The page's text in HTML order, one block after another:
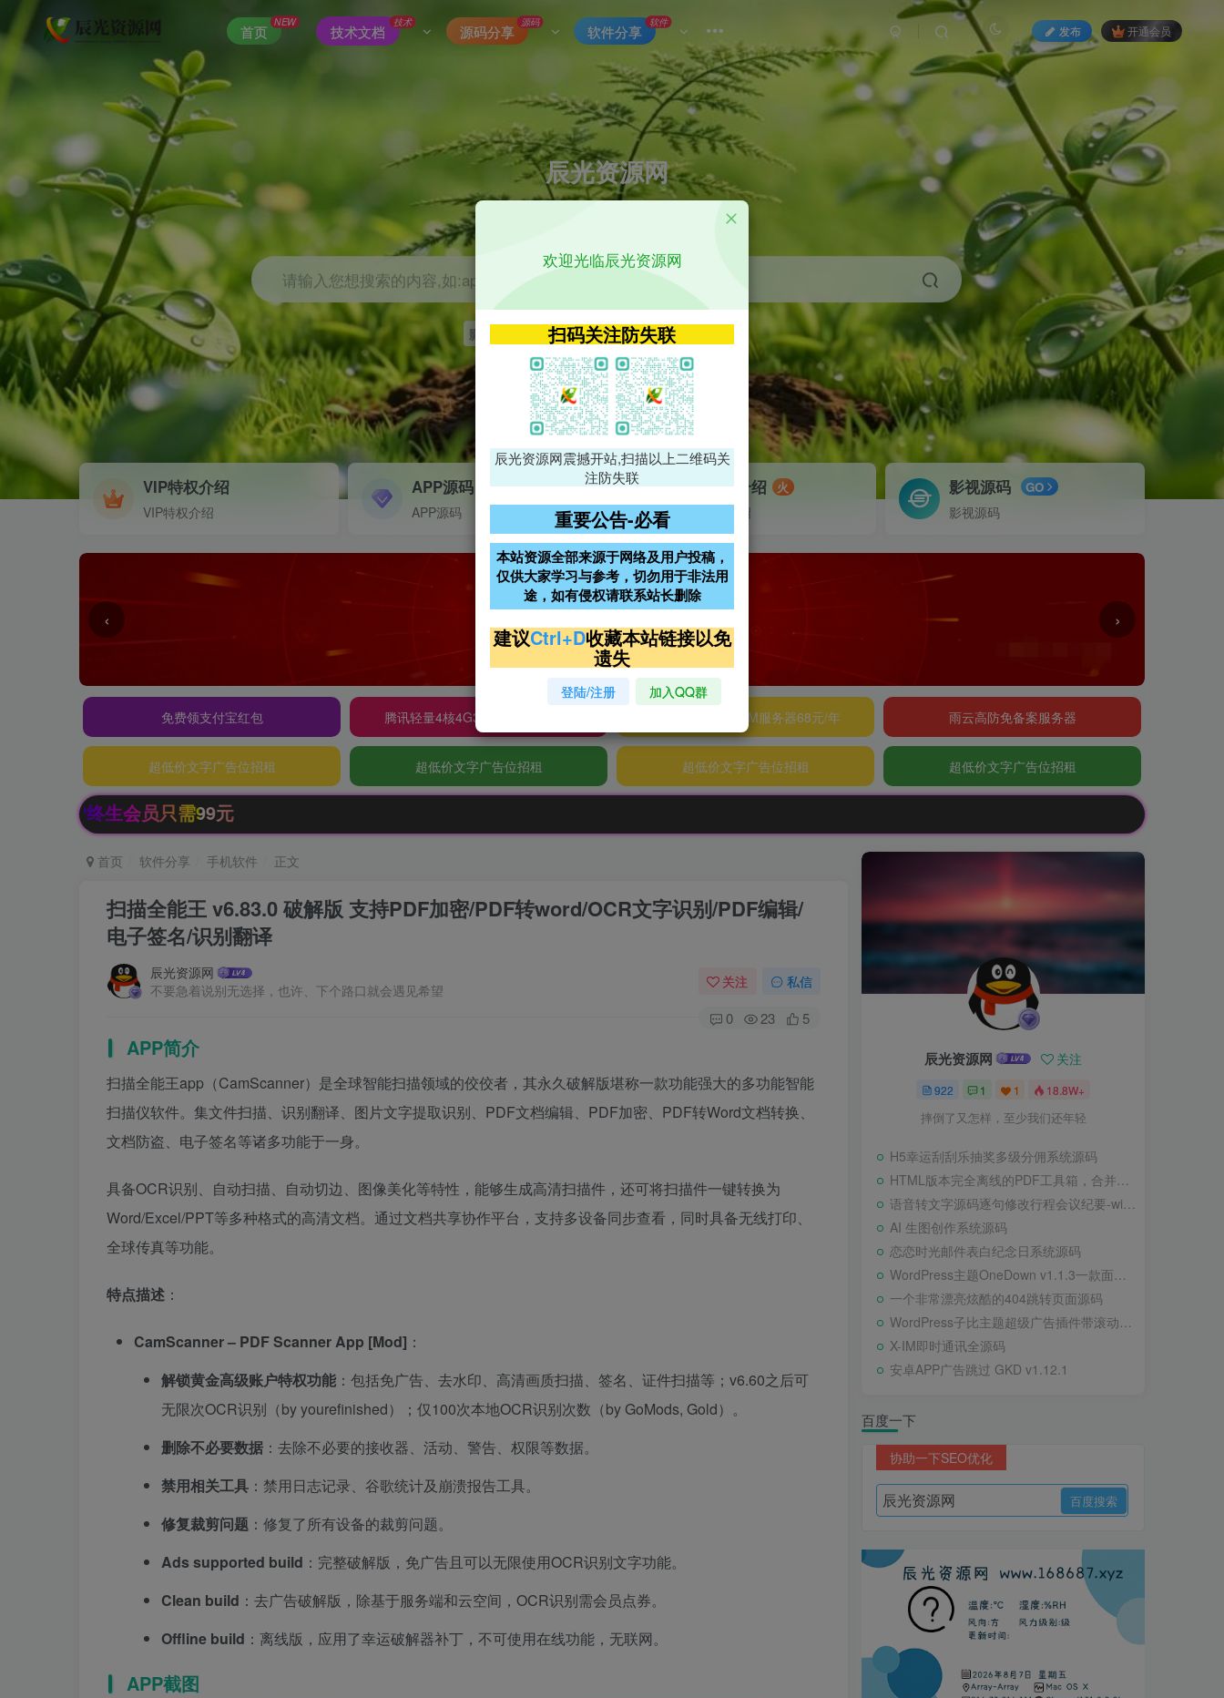
首页
NEW
技术文档
技术
源码分享
源码
软件分享
软件
发布 开通会员
辰光资源网
优质的网络资源分享平台
请输入您想搜索的内容,如:app源码
影视 神马 getapp 原神
VIP特权介绍
VIP特权介绍
APP源码
APP源码
VIP特权介绍 火
VIP特权介绍
影视源码 GO
影视源码
‹ ›
免费领支付宝红包 腾讯轻量4核4G3M服务器38元/年 阿里云2核2G200M服务器68元/年 雨云高防免备案服务器
超低价文字广告位招租 超低价文字广告位招租 超低价文字广告位招租 超低价文字广告位招租
公告：欢迎访问
首页 软件分享 手机软件 正文
扫描全能王 v6.83.0 破解版 支持PDF加密/PDF转word/OCR文字识别/PDF编辑/
电子签名/识别翻译
辰光资源网
不要急着说别无选择，也许、下个路口就会遇见希望
关注 私信
0 23 5
APP简介
扫描全能王app（CamScanner）是全球智能扫描领域的佼佼者，其永久破解版堪称一款功能强大的多功能智能
扫描仪软件。集文件扫描、识别翻译、图片文字提取识别、PDF文档编辑、PDF加密、PDF转Word文档转换、
文档防盗、电子签名等诸多功能于一身。
具备OCR识别、自动扫描、自动切边、图像美化等特性，能够生成高清扫描件，还可将扫描件一键转换为
Word/Excel/PPT等多种格式的高清文档。通过文档共享协作平台，支持多设备同步查看，同时具备无线打印、
全球传真等功能。
特点描述 ：
CamScanner – PDF Scanner App [Mod] ：
解锁黄金高级账户特权功能 ：包括免广告、去水印、高清画质扫描、签名、证件扫描等；v6.60之后可
无限次OCR识别（by yourefinished）；仅100次本地OCR识别次数（by GoMods, Gold）。
删除不必要数据 ：去除不必要的接收器、活动、警告、权限等数据。
禁用相关工具 ：禁用日志记录、谷歌统计及崩溃报告工具。
修复裁剪问题 ：修复了所有设备的裁剪问题。
Ads supported build ：完整破解版，免广告且可以无限使用OCR识别文字功能。
Clean build ：去广告破解版，除基于服务端和云空间，OCR识别需会员点券。
Offline build ：离线版，应用了幸运破解器补丁，不可使用在线功能，无联网。
APP截图
辰光资源网 关注
922 1 1 18.8W+
摔倒了又怎样，至少我们还年轻
H5幸运刮刮乐抽奖多级分佣系统源码
HTML版本完全离线的PDF工具箱，合并、拆分、旋转、删除、PDF转图片、图片转PDF
语音转文字源码逐句修改行程会议纪要-wisper版本
AI 生图创作系统源码
恋恋时光邮件表白纪念日系统源码
WordPress主题OneDown v1.1.3一款面向个人站长的资源下载、技术教程、内容资讯类站点的 WordPress 主题
一个非常漂亮炫酷的404跳转页面源码
WordPress子比主题超级广告插件带滚动公告
X-IM即时通讯全源码
安卓APP广告跳过 GKD v1.12.1
百度一下
协助一下SEO优化
欢迎光临辰光资源网
扫码关注防失联
辰光资源网震撼开站,扫描以上二维码关
注防失联
重要公告-必看
本站资源全部来源于网络及用户投稿，
仅供大家学习与参考，切勿用于非法用
途，如有侵权请联系站长删除
建议Ctrl+D收藏本站链接以免
遗失
登陆/注册 加入QQ群